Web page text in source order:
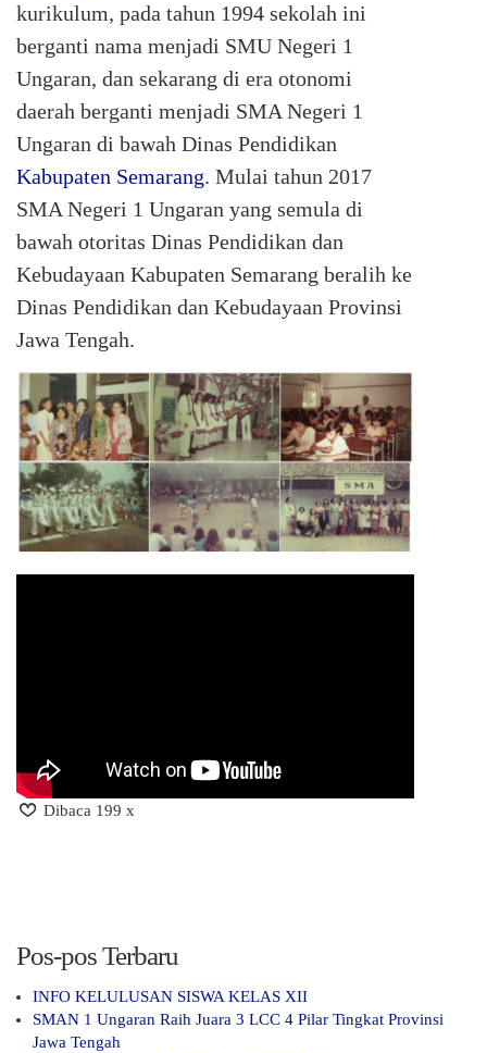
kurikulum, pada tahun 1994 sekolah ini
berganti nama menjadi SMU Negeri 1
Ungaran, dan sekarang di era otonomi
daerah berganti menjadi SMA Negeri 1
Ungaran di bawah Dinas Pendidikan
Kabupaten Semarang. Mulai tahun 2017
SMA Negeri 1 Ungaran yang semula di
bawah otoritas Dinas Pendidikan dan
Kebudayaan Kabupaten Semarang beralih ke
Dinas Pendidikan dan Kebudayaan Provinsi
Jawa Tengah.
Dibaca 199 x
Pos-pos Terbaru
INFO KELULUSAN SISWA KELAS XII
SMAN 1 Ungaran Raih Juara 3 LCC 4 Pilar Tingkat Provinsi
Jawa Tengah